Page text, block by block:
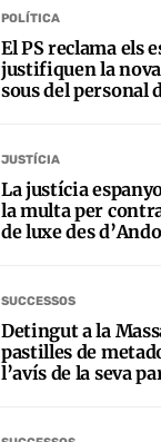
POLÍTICA
El PS reclama els
justifiquen la
sous del personal
JUSTÍCIA
La justícia
la multa per
de luxe des
SUCCESSOS
Detingut a la
pastilles de
l’avís de la seva